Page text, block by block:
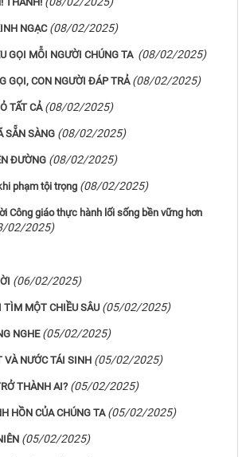
NGẠC (08/02/2025)
GỌI MỖI NGƯỜI CHÚNG TA (08/02/2025)
GỌI, CON NGƯỜI ĐÁP TRẢ (08/02/2025)
TẤT CẢ (08/02/2025)
SẴN SÀNG (08/02/2025)
ĐƯỜNG (08/02/2025)
phạm tội trọng (08/02/2025)
Công giáo thực hành lối sống bền vững hơn
02/2025)
(06/02/2025)
TÌM MỘT CHIỀU SÂU (05/02/2025)
NGHE (05/02/2025)
VÀ NƯỚC TÁI SINH (05/02/2025)
THÀNH AI? (05/02/2025)
HỒN CỦA CHÚNG TA (05/02/2025)
(05/02/2025)